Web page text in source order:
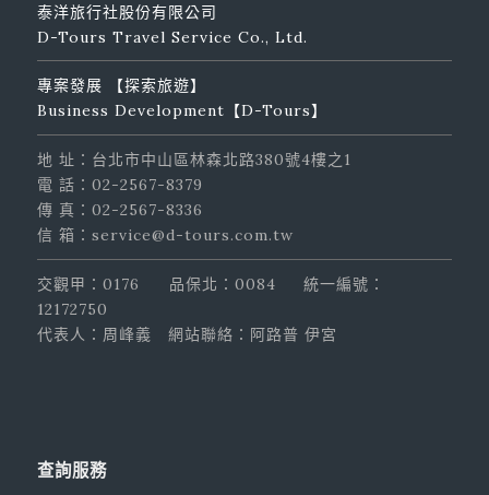
泰洋旅行社股份有限公司
D-Tours Travel Service Co., Ltd.
專案發展 【探索旅遊】
Business Development【D-Tours】
地 址：台北市中山區林森北路380號4樓之1
電 話：02-2567-8379
傳 真：02-2567-8336
信 箱：service@d-tours.com.tw
交觀甲：0176 品保北：0084
統一編號：
12172750
代表人：周峰義
網站聯絡：阿路普 伊宮
查詢服務